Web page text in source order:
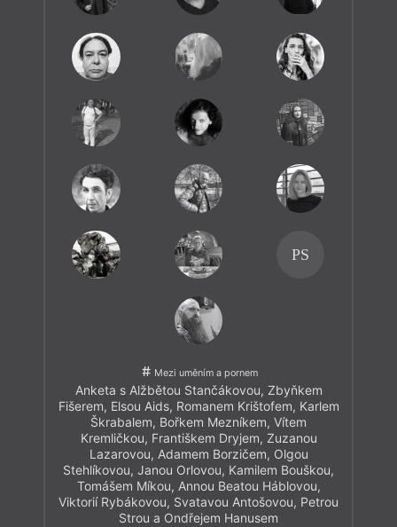
PS
Mezi uměním a pornem
Anketa s Alžbětou Stančákovou, Zbyňkem
Fišerem, Elsou Aids, Romanem Krištofem, Karlem
Škrabalem, Bořkem Mezníkem, Vítem
Kremličkou, Františkem Dryjem, Zuzanou
Lazarovou, Adamem Borzičem, Olgou
Stehlíkovou, Janou Orlovou, Kamilem Bouškou,
Tomášem Míkou, Annou Beatou Háblovou,
Viktorií Rybákovou, Svatavou Antošovou, Petrou
Strou a Ondřejem Hanusem